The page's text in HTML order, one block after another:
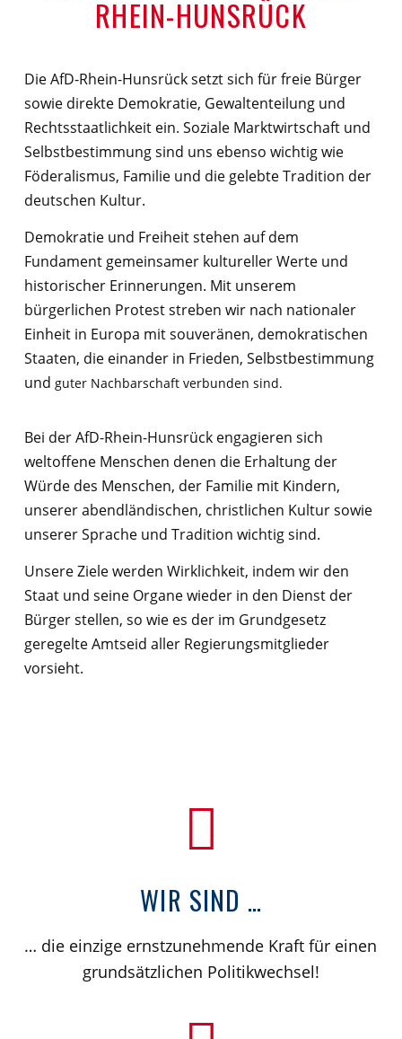
RHEIN-HUNSRÜCK
Die AfD-Rhein-Hunsrück setzt sich für freie Bürger
sowie direkte Demokratie, Gewaltenteilung und
Rechtsstaatlichkeit ein. Soziale Marktwirtschaft und
Selbstbestimmung sind uns ebenso wichtig wie
Föderalismus, Familie und die gelebte Tradition der
deutschen Kultur.
Demokratie und Freiheit stehen auf dem
Fundament gemeinsamer kultureller Werte und
historischer Erinnerungen. Mit unserem
bürgerlichen Protest streben wir nach nationaler
Einheit in Europa mit souveränen, demokratischen
Staaten, die einander in Frieden, Selbstbestimmung
undguter Nachbarschaft verbunden sind.
Bei der AfD-Rhein-Hunsrück engagieren sich
weltoffene Menschen denen die Erhaltung der
Würde des Menschen, der Familie mit Kindern,
unserer abendländischen, christlichen Kultur sowie
unserer Sprache und Tradition wichtig sind.
Unsere Ziele werden Wirklichkeit, indem wir den
Staat und seine Organe wieder in den Dienst der
Bürger stellen, so wie es der im Grundgesetz
geregelte Amtseid aller Regierungsmitglieder
vorsieht.
WIR SIND …
… die einzige ernstzunehmende Kraft für einen
grundsätzlichen Politikwechsel!